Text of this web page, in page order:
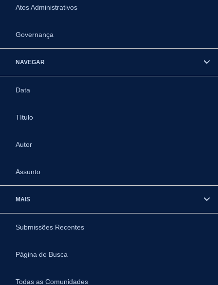
Atos Administrativos
Governança
NAVEGAR
Data
Título
Autor
Assunto
MAIS
Submissões Recentes
Página de Busca
Todas as Comunidades